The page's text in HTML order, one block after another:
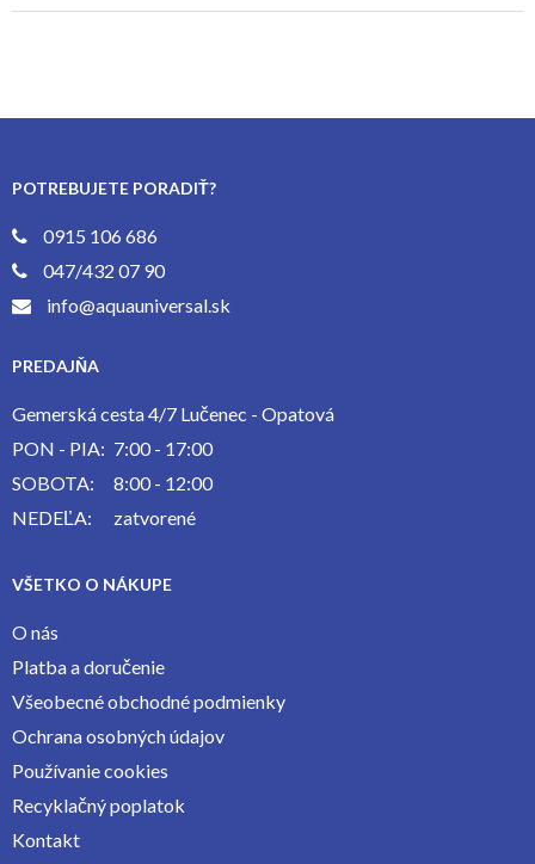
POTREBUJETE PORADIŤ?
0915 106 686
047/432 07 90
info@aquauniversal.sk
PREDAJŇA
Gemerská cesta 4/7 Lučenec - Opatová
PON - PIA: 7:00 - 17:00
SOBOTA:
8:00 - 12:00
NEDEĽA:
zatvorené
VŠETKO O NÁKUPE
O nás
Platba a doručenie
Všeobecné obchodné podmienky
Ochrana osobných údajov
Používanie cookies
Recyklačný poplatok
Kontakt